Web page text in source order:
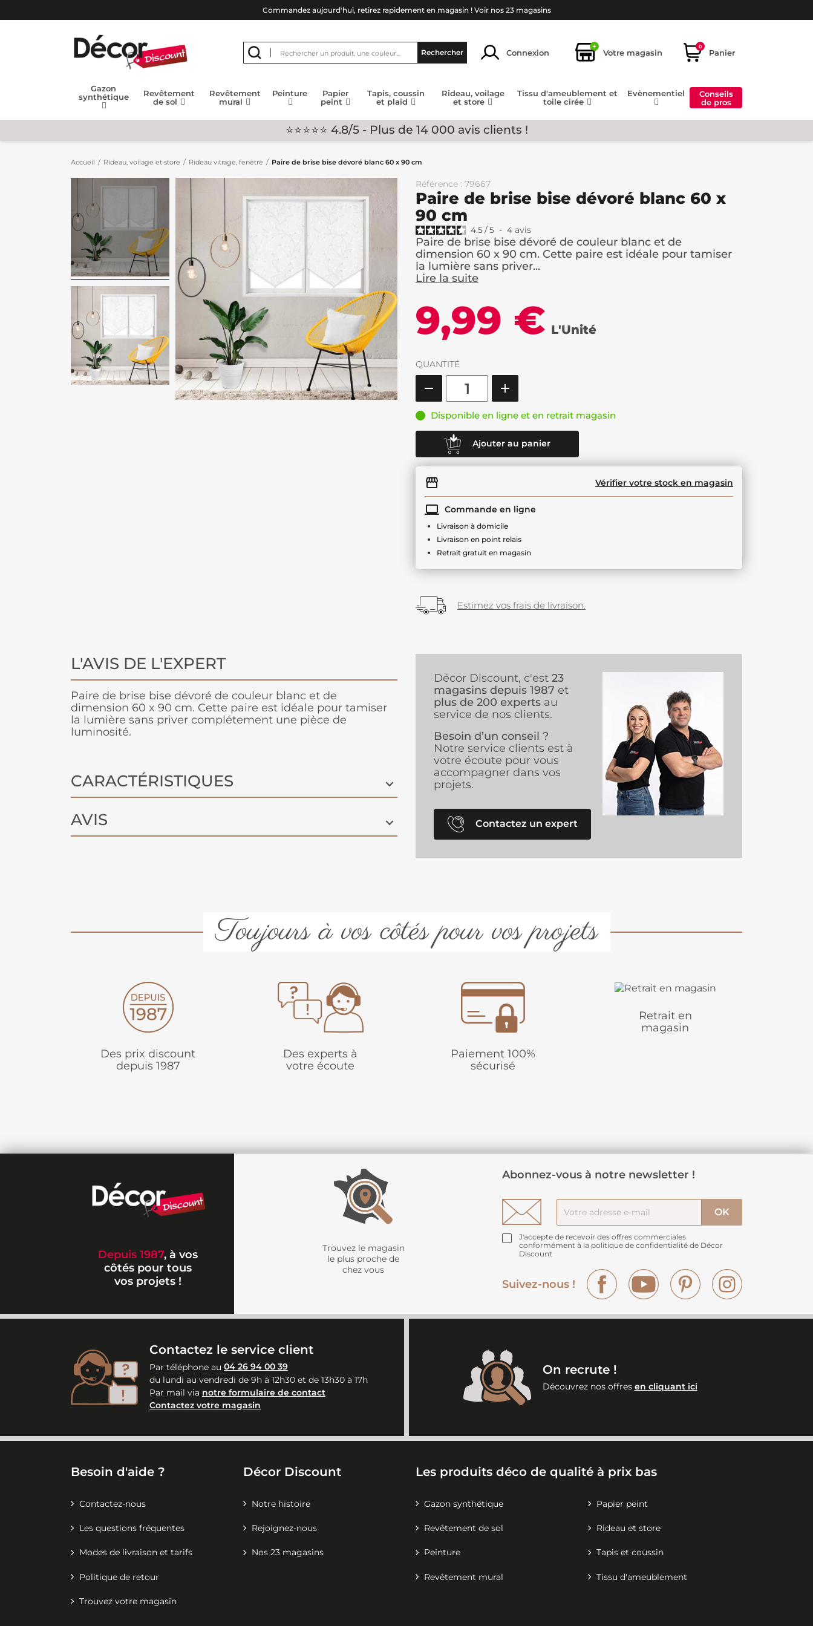
Commandez aujourd'hui, retirez rapidement en magasin ! Voir nos 23 magasins
Rechercher Connexion
+
Votre magasin
0
Panier
Gazon
synthétique
Revêtement
de sol
Revêtement
mural
Peinture
Papier
peint
Tapis, coussin
et plaid
Rideau, voilage
et store
Tissu d'ameublement et
toile cirée
Evènementiel
Conseils
de pros
⭐⭐⭐⭐⭐ 4.8/5 - Plus de 14 000 avis clients !
Accueil Rideau, voilage et store Rideau vitrage, fenêtre Paire de brise bise dévoré blanc 60 x 90 cm
Référence : 79667
Paire de brise bise dévoré blanc 60 x
90 cm
4.5/5 - 4 avis
Paire de brise bise dévoré de couleur blanc et de
dimension 60 x 90 cm. Cette paire est idéale pour tamiser
la lumière sans priver...
Lire la suite
9,99 € L'Unité
QUANTITÉ
Disponible en ligne et en retrait magasin
Ajouter au panier
Vérifier votre stock en magasin
Commande en ligne
Livraison à domicile
Livraison en point relais
Retrait gratuit en magasin
Estimez vos frais de livraison.
L'AVIS DE L'EXPERT
Paire de brise bise dévoré de couleur blanc et de
dimension 60 x 90 cm. Cette paire est idéale pour tamiser
la lumière sans priver complétement une pièce de
luminosité.
CARACTÉRISTIQUES
AVIS
Décor Discount, c'est 23
magasins depuis 1987 et
plus de 200 experts au
service de nos clients.
Besoin d’un conseil ?
Notre service clients est à
votre écoute pour vous
accompagner dans vos
projets.
Contactez un expert
Toujours à vos côtés pour vos projets
Des prix discount
depuis 1987
Des experts à
votre écoute
Paiement 100%
sécurisé
Retrait en
magasin
Depuis 1987, à vos
côtés pour tous
vos projets !
Trouvez le magasin
le plus proche de
chez vous
Abonnez-vous à notre newsletter !
J'accepte de recevoir des offres commerciales
conformément à la politique de confidentialité de Décor
Discount
Suivez-nous !
Facebook YouTube Pinterest
Contactez le service client
Par téléphone au 04 26 94 00 39
du lundi au vendredi de 9h à 12h30 et de 13h30 à 17h
Par mail via notre formulaire de contact
Contactez votre magasin
On recrute !
Découvrez nos offres en cliquant ici
Besoin d'aide ?
Contactez-nous
Les questions fréquentes
Modes de livraison et tarifs
Politique de retour
Trouvez votre magasin
Décor Discount
Notre histoire
Rejoignez-nous
Nos 23 magasins
Les produits déco de qualité à prix bas
Gazon synthétique Papier peint
Revêtement de sol Rideau et store
Peinture Tapis et coussin
Revêtement mural Tissu d'ameublement